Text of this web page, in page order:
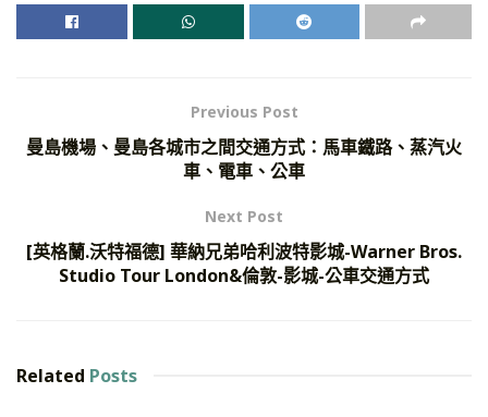
Previous Post
曼島機場、曼島各城市之間交通方式：馬車鐵路、蒸汽火
車、電車、公車
Next Post
[英格蘭.沃特福德] 華納兄弟哈利波特影城-Warner Bros.
Studio Tour London&倫敦-影城-公車交通方式
Related Posts